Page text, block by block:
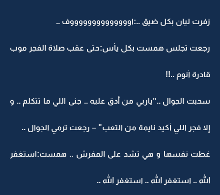
زفرت ليان بكل ضيق ..:اووووووووووووووف ..
رجعت تجلس همست بكل يأس:حتى عقب صلاة الفجر موب
قادرة أنوم ..!!
سحبت الجوال .."ياربي من أدق عليه .. جنى اللي ما تتكلم .. و
إلا فجر اللي أكيد نايمة من التعب" – رجعت ترمي الجوال ..
غطت نفسها و هي تشد على المفرش .. همست:استغفر
الله .. استغفر الله .. استغفر الله ..